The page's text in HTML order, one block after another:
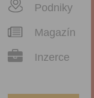
Podniky
Magazín
Inzerce